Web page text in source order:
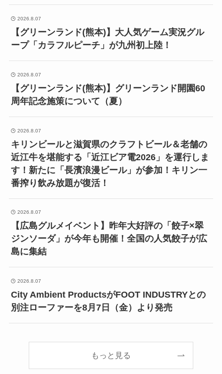
2026.8.07
【グリーンランド(熊本)】大人気ゲーム実況グル
ープ「カラフルピーチ」が九州初上陸！
2026.8.07
【グリーンランド(熊本)】グリーンランド開園60
周年記念施策について（夏）
2026.8.07
キリンビールと滋賀県のクラフトビール＆老舗の
近江牛を堪能する「近江ビア電2026」を運行しま
す！新たに「長濱浪漫ビール」が参加！キリン一
番搾り飲み放題が復活！
2026.8.07
【広島グルメイベント】昨年大好評の「餃子×翠
ジンソーダ」が今年も開催！全国の人気餃子が広
島に集結
2026.8.07
City Ambient ProductsがFOOT INDUSTRYとの
別注ローファーを8月7日（金）より発売
もっと見る